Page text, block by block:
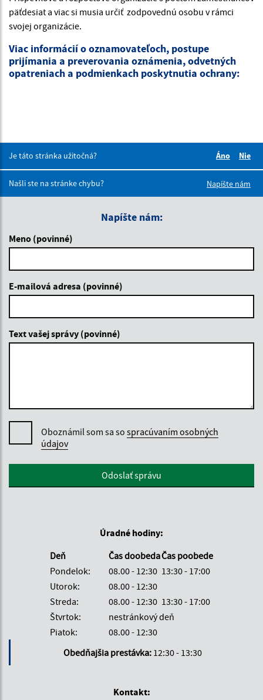
päťdesiat a viac si musia určiť zodpovednú osobu v rámci
svojej organizácie.
Viac informácií o oznamovateľoch, postupe
prijímania a preverovania oznámenia, odvetných
opatreniach a podmienkach poskytnutia ochrany:
Je táto stránka užitočná?
Áno
Nie
Našli ste na stránke chybu?
Napíšte nám
Napíšte nám:
Meno (povinné)
E-mailová adresa (povinné)
Text vašej správy (povinné)
Oboznámil som sa so spracúvaním osobných
údajov
Google reCaptcha ResponseOdoslať správu
Úradné hodiny:
Deň
Čas doobedaČas poobede
Pondelok:
08.00 - 12:30 13:30 - 17:00
Utorok:
08.00 - 12:30
Streda:
08.00 - 12:30 13:30 - 17:00
Štvrtok:
nestránkový deň
Piatok:
08.00 - 12:30
Obedňajšia prestávka: 12:30 - 13:30
Kontakt: